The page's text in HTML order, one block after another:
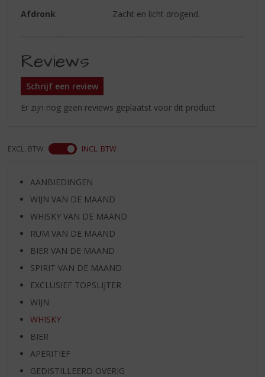
Afdronk
Zacht en licht drogend.
Reviews
Schrijf een review
Er zijn nog geen reviews geplaatst voor dit product
EXCL. BTW INCL. BTW
AANBIEDINGEN
WIJN VAN DE MAAND
WHISKY VAN DE MAAND
RUM VAN DE MAAND
BIER VAN DE MAAND
SPIRIT VAN DE MAAND
EXCLUSIEF TOPSLIJTER
WIJN
WHISKY
BIER
APERITIEF
GEDISTILLEERD OVERIG